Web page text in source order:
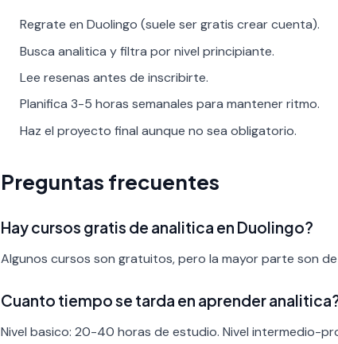
Regrate en Duolingo (suele ser gratis crear cuenta).
Busca analitica y filtra por nivel principiante.
Lee resenas antes de inscribirte.
Planifica 3-5 horas semanales para mantener ritmo.
Haz el proyecto final aunque no sea obligatorio.
Preguntas frecuentes
Hay cursos gratis de analitica en Duolingo?
Algunos cursos son gratuitos, pero la mayor parte son
Cuanto tiempo se tarda en aprender
Nivel basico: 20-40 horas de estudio. Nivel intermedio-